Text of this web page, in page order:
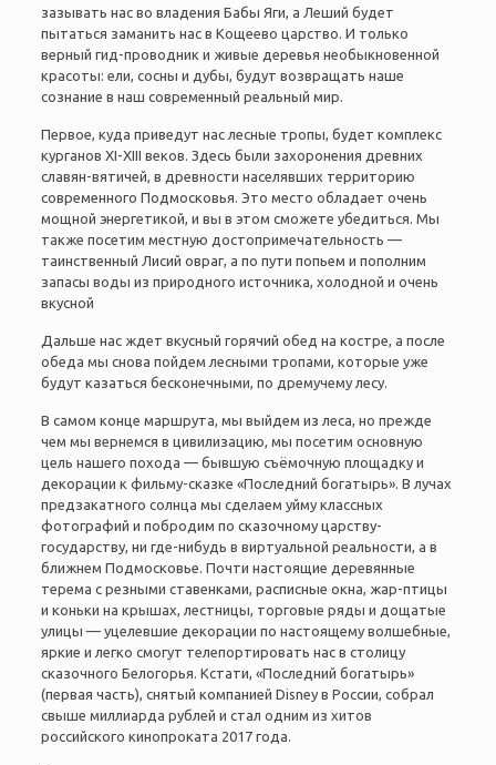
зазывать нас во владения Бабы Яги, а Леший будет
пытаться заманить нас в Кощеево царство. И только
верный гид-проводник и живые деревья необыкновенной
красоты: ели, сосны и дубы, будут возвращать наше
сознание в наш современный реальный мир.
Первое, куда приведут нас лесные тропы, будет комплекс
курганов XI-XIII веков. Здесь были захоронения древних
славян-вятичей, в древности населявших территорию
современного Подмосковья. Это место обладает очень
мощной энергетикой, и вы в этом сможете убедиться. Мы
также посетим местную достопримечательность —
таинственный Лисий овраг, а по пути попьем и пополним
запасы воды из природного источника, холодной и очень
вкусной
Дальше нас ждет вкусный горячий обед на костре, а после
обеда мы снова пойдем лесными тропами, которые уже
будут казаться бесконечными, по дремучему лесу.
В самом конце маршрута, мы выйдем из леса, но прежде
чем мы вернемся в цивилизацию, мы посетим основную
цель нашего похода — бывшую съёмочную площадку и
декорации к фильму-сказке «Последний богатырь». В лучах
предзакатного солнца мы сделаем уйму классных
фотографий и побродим по сказочному царству-
государству, ни где-нибудь в виртуальной реальности, а в
ближнем Подмосковье. Почти настоящие деревянные
терема с резными ставенками, расписные окна, жар-птицы
и коньки на крышах, лестницы, торговые ряды и дощатые
улицы — уцелевшие декорации по настоящему волшебные,
яркие и легко смогут телепортировать нас в столицу
сказочного Белогорья. Кстати, «Последний богатырь»
(первая часть), снятый компанией Disney в России, собрал
свыше миллиарда рублей и стал одним из хитов
российского кинопроката 2017 года.